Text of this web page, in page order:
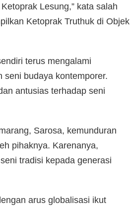
Lesung,” kata salah
Ketoprak Truthuk di Objek
terus mengalami
seni budaya kontemporer.
antusias terhadap seni
Sarosa, kemunduran
pihaknya. Karenanya,
tradisi kepada generasi
arus globalisasi ikut